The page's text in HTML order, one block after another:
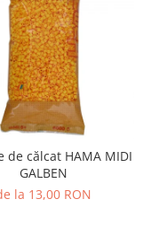
de călcat HAMA MIDI
GALBEN
la 13,00 RON